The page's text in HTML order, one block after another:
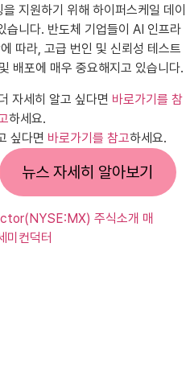
지원하기 위해 하이퍼스케일 데이
습니다. 반도체 기업들이 AI 인프라
따라, 고급 번인 및 신뢰성 테스트
배포에 매우 중요해지고 있습니다.
자세히 알고 싶다면 바로가기를 참
하세요.
싶다면 바로가기를 참고하세요.
뉴스 자세히 알아보기